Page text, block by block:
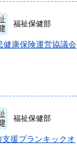
福祉保健部
健康保険運営協議会
福祉保健部
支援プランキックオ